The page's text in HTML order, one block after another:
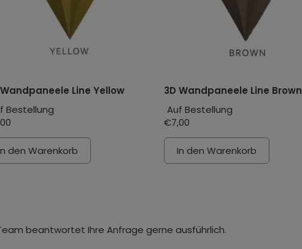
Line Yellow
Bestellung
den Warenkorb
3D Wandpaneele Line Brown
Auf Bestellung
€7,00
In den Warenkorb
beantwortet Ihre Anfrage gerne ausführlich.